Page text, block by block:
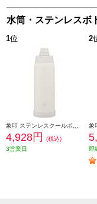
水筒・ステンレスボ
1位
4,928円
(税込)
3営業日
2
即